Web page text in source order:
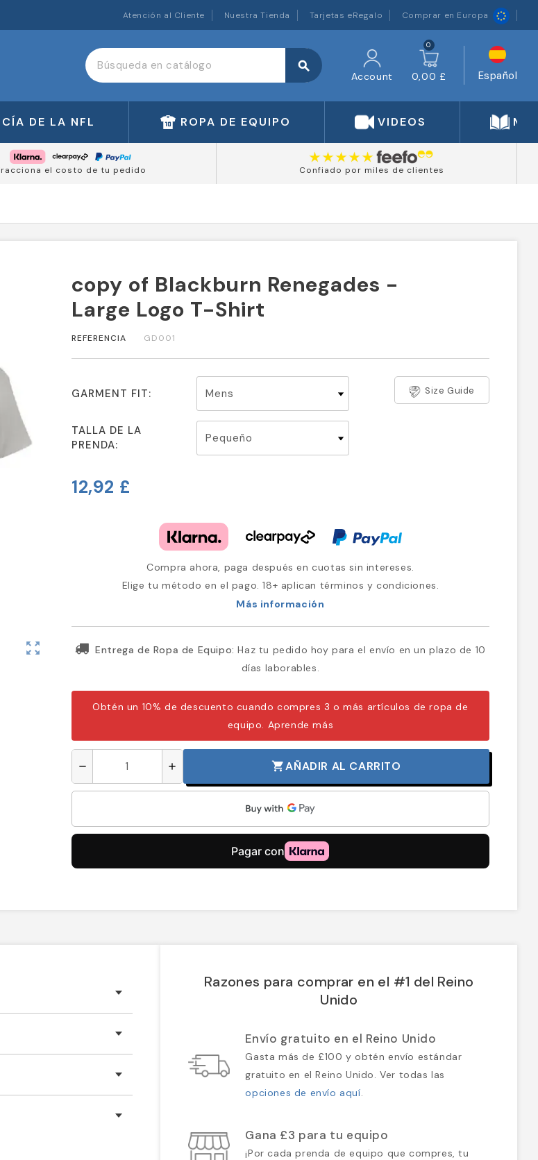
Atención al Cliente Nuestra Tienda Tarjetas eRegalo Comprar en Europa
search
Account
0
0,00 £ Español
DE LA NFL ROPA DE EQUIPO VIDEOS
el costo de tu pedido Confiado por miles de clientes
zoom_out_map
copy of Blackburn Renegades -
Large Logo T-Shirt
REFERENCIA GD001
GARMENT FIT: Size Guide
TALLA DE LA
PRENDA:
12,92 £
Compra ahora, paga después en cuotas sin intereses.
Elige tu método en el pago. 18+ aplican términos y condiciones.
Más información
Entrega de Ropa de Equipo: Haz tu pedido hoy para el envío en un plazo de 10
días laborables.
Obtén un 10% de descuento cuando compres 3 o más artículos de ropa de
equipo. Aprende más
remove add shopping_cartAÑADIR AL CARRITO
Razones para comprar en el #1 del Reino
Unido
Envío gratuito en el Reino Unido
Gasta más de £100 y obtén envío estándar
gratuito en el Reino Unido. Ver todas las
opciones de envío aquí.
Gana £3 para tu equipo
¡Por cada prenda de equipo que compres, tu